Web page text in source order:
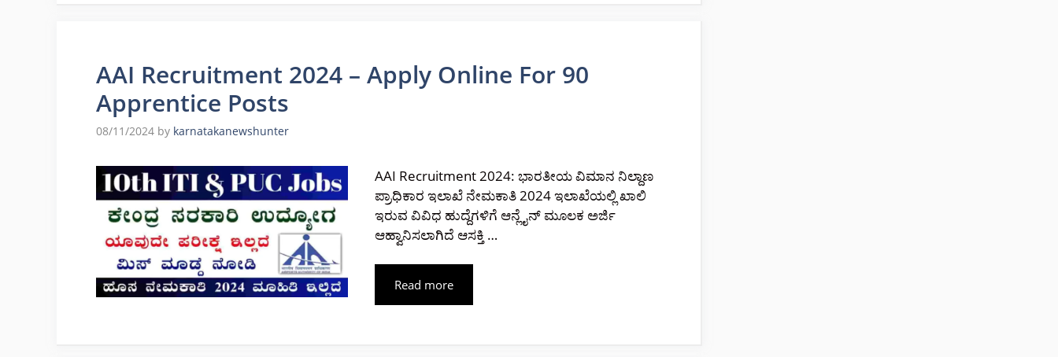
AAI Recruitment 2024 – Apply Online For 90
Apprentice Posts
08/11/2024 by karnatakanewshunter
AAI Recruitment 2024: ಭಾರತೀಯ ವಿಮಾನ ನಿಲ್ದಾಣ
ಪ್ರಾಧಿಕಾರ ಇಲಾಖೆ ನೇಮಕಾತಿ 2024 ಇಲಾಖೆಯಲ್ಲಿ ಖಾಲಿ
ಇರುವ ವಿವಿಧ ಹುದ್ದೆಗಳಿಗೆ ಆನ್ಲೈನ್ ಮೂಲಕ ಅರ್ಜಿ
ಆಹ್ವಾನಿಸಲಾಗಿದೆ ಆಸಕ್ತಿ …
Read more